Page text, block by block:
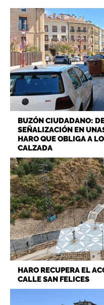
BUZÓN CIUDADANO:
SEÑALIZACIÓN EN
HARO QUE OBLIGA A
CALZADA
HARO RECUPERA EL
CALLE SAN FELICES